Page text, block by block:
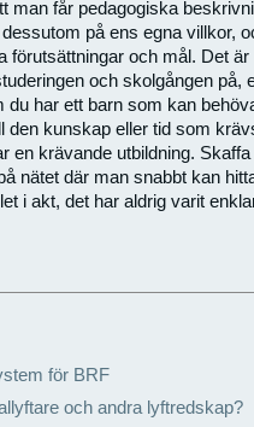
man får pedagogiska
på ens egna villkor,
förutsättningar och mål. Det
och skolgången på,
du har ett barn som kan
den kunskap eller tid som
en krävande utbildning.
nätet där man snabbt kan
i akt, det har aldrig varit
för BRF
och andra lyftredskap?